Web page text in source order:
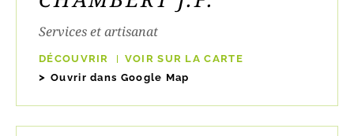
Services et artisanat
DÉCOUVRIR
VOIR SUR LA CARTE
Ouvrir dans Google Map